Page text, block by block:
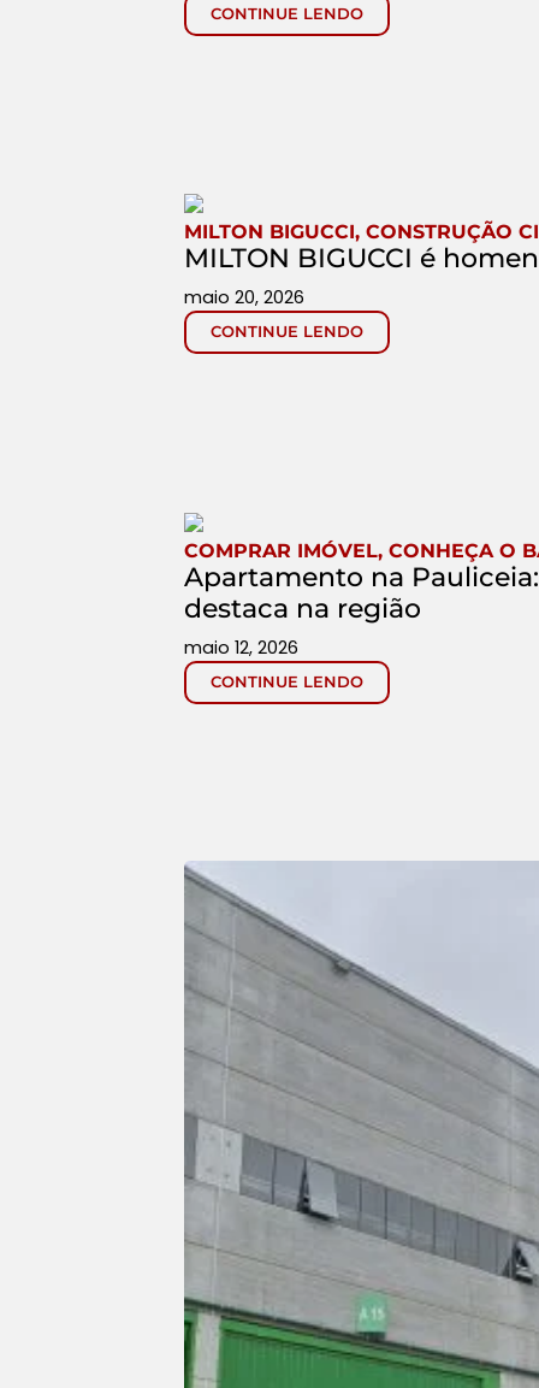
CONTINUE LENDO
MILTON BIGUCCI, CONSTRUÇÃO
MILTON BIGUCCI é
CONTINUE LENDO
maio 20, 2026
COMPRAR IMÓVEL, CONHEÇA O
Apartamento na
destaca na região
CONTINUE LENDO
maio 12, 2026